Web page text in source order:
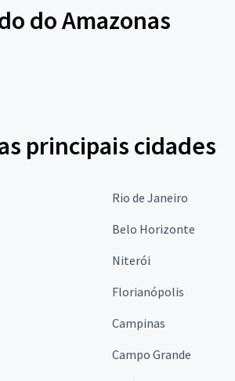
do Amazonas
principais cidades
Rio de Janeiro
Belo Horizonte
Niterói
Florianópolis
Campinas
Campo Grande